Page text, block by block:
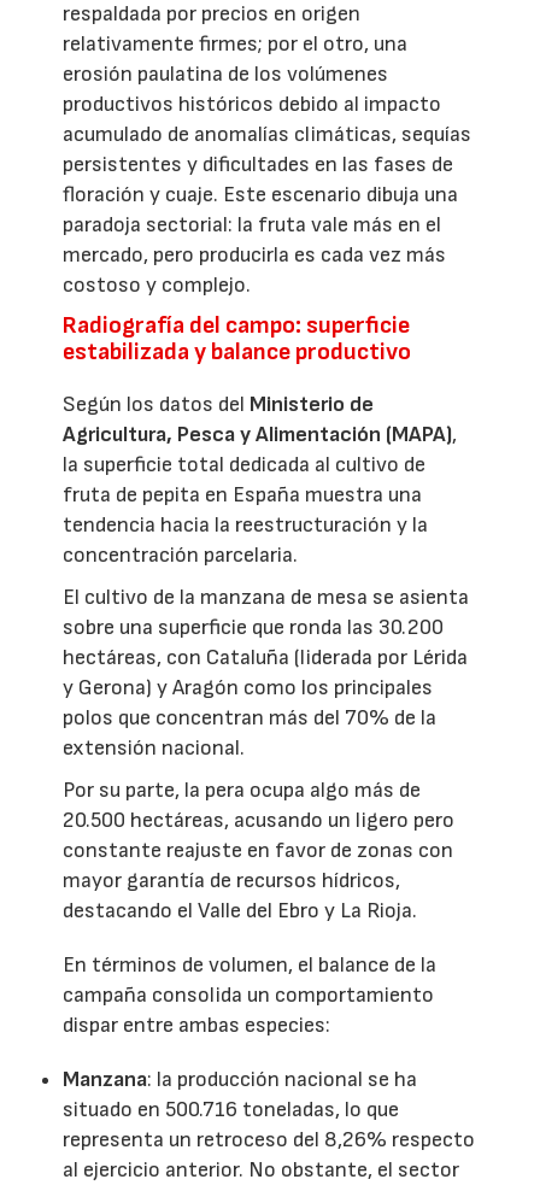
respaldada por precios en origen
relativamente firmes; por el otro, una
erosión paulatina de los volúmenes
productivos históricos debido al impacto
acumulado de anomalías climáticas, sequías
persistentes y dificultades en las fases de
floración y cuaje. Este escenario dibuja una
paradoja sectorial: la fruta vale más en el
mercado, pero producirla es cada vez más
costoso y complejo.
Radiografía del campo: superficie
estabilizada y balance productivo
Según los datos del Ministerio de
Agricultura, Pesca y Alimentación (MAPA),
la superficie total dedicada al cultivo de
fruta de pepita en España muestra una
tendencia hacia la reestructuración y la
concentración parcelaria.
El cultivo de la manzana de mesa se asienta
sobre una superficie que ronda las 30.200
hectáreas, con Cataluña (liderada por Lérida
y Gerona) y Aragón como los principales
polos que concentran más del 70% de la
extensión nacional.
Por su parte, la pera ocupa algo más de
20.500 hectáreas, acusando un ligero pero
constante reajuste en favor de zonas con
mayor garantía de recursos hídricos,
destacando el Valle del Ebro y La Rioja.
En términos de volumen, el balance de la
campaña consolida un comportamiento
dispar entre ambas especies:
Manzana: la producción nacional se ha
situado en 500.716 toneladas, lo que
representa un retroceso del 8,26% respecto
al ejercicio anterior. No obstante, el sector